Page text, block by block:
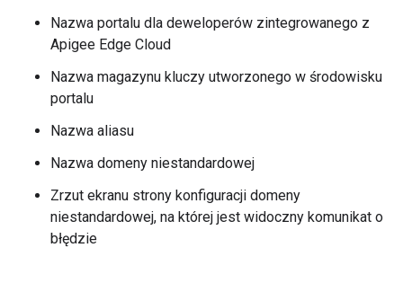
Nazwa portalu dla deweloperów zintegrowanego z
Apigee Edge Cloud
Nazwa magazynu kluczy utworzonego w środowisku
portalu
Nazwa aliasu
Nazwa domeny niestandardowej
Zrzut ekranu strony konfiguracji domeny
niestandardowej, na której jest widoczny komunikat o
błędzie